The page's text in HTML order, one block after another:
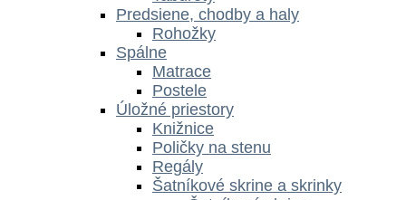
Predsiene, chodby a haly
Rohožky
Spálne
Matrace
Postele
Úložné priestory
Knižnice
Poličky na stenu
Regály
Šatníkové skrine a skrinky